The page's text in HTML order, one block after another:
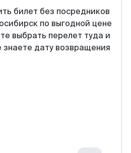
билет без посредников
по выгодной цене
выбрать перелет туда и
знаете дату возвращения